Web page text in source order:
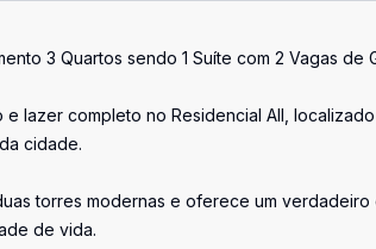
3 Quartos sendo 1 Suíte com 2 Vagas de
lazer completo no Residencial All,
cidade.
torres modernas e oferece um
de vida.